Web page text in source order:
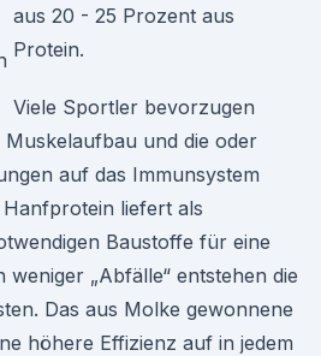
aus 20 - 25 Prozent aus
Protein.
Viele Sportler bevorzugen
und die oder
auf das Immunsystem
liefert als
Baustoffe für eine
„Abfälle“ entstehen die
Das aus Molke gewonnene
höhere Effizienz auf in jedem